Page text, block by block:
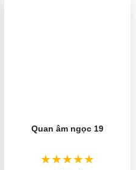
Quan âm ngọc 19